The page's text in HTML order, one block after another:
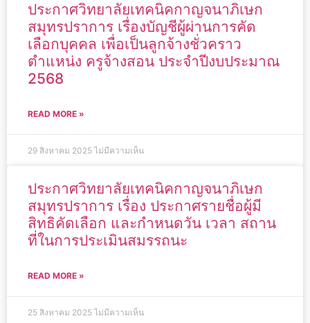
ประกาศวิทยาลัยเทคนิคกาญจนาภิเษก
สมุทรปราการ เรื่องบัญชีผู้ผ่านการคัด
เลือกบุคคล เพื่อเป็นลูกจ้างชั่วคราว
ตำแหน่ง ครูจ้างสอน ประจำปีงบประมาณ
2568
READ MORE »
29 สิงหาคม 2025ไม่มีความเห็น
ประกาศวิทยาลัยเทคนิคกาญจนาภิเษก
สมุทรปราการ เรื่อง ประกาศรายชื่อผู้มี
สิทธิคัดเลือก และกำหนดวัน เวลา สถาน
ที่ในการประเมินสมรรถนะ
READ MORE »
25 สิงหาคม 2025ไม่มีความเห็น